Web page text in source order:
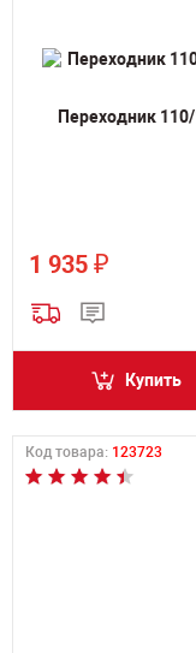
Переходник
1 935 ₽
Купить
Код товара: 123723